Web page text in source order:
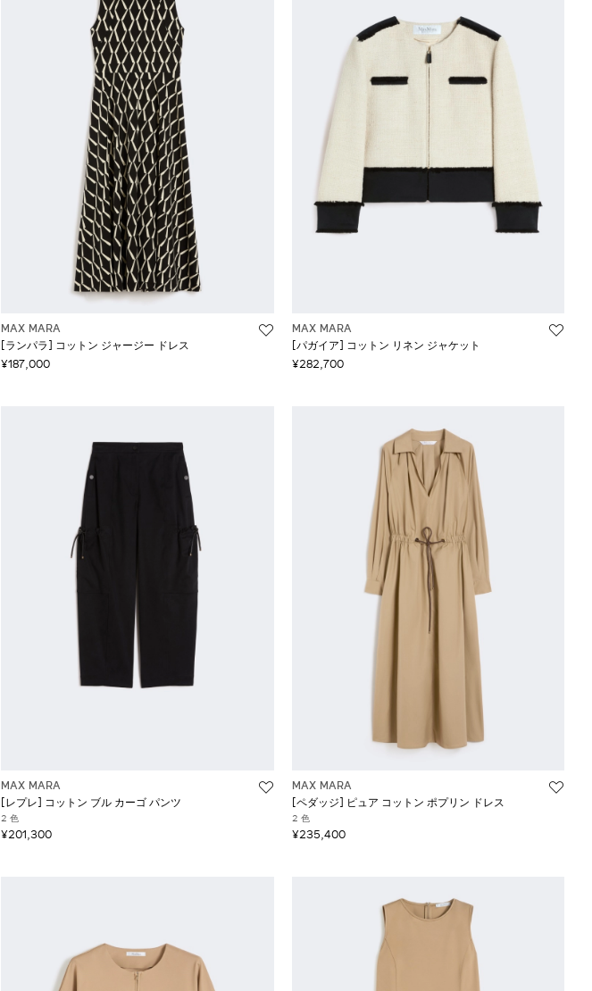
MAX MARA
[ランパラ] コットン ジャージー ドレス
¥187,000
MAX MARA
[パガイア] コットン リネン ジャケット
¥282,700
MAX MARA
[レプレ] コットン ブル カーゴ パンツ
2 色
¥201,300
MAX MARA
[ペダッジ] ピュア コットン ポプリン ドレス
2 色
¥235,400